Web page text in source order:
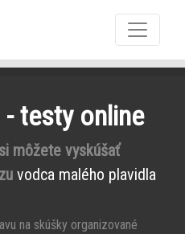
testy online
si môžete vyskúšať
vodca malého plavidla
na skúšky organizované